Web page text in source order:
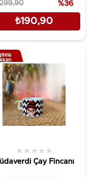
₺190,90
%36
Çay Fincanı
★ ★ ★ ★ ★